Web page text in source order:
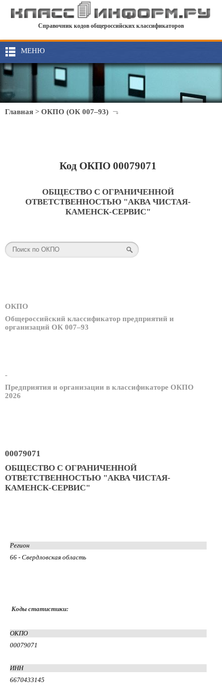
Справочник кодов общероссийских классификаторов
МЕНЮ
Главная > ОКПО (ОК 007–93)
Код ОКПО 00079071
ОБЩЕСТВО С ОГРАНИЧЕННОЙ
ОТВЕТСТВЕННОСТЬЮ "АКВА ЧИСТАЯ-
КАМЕНСК-СЕРВИС"
ОКПО
Общероссийский классификатор предприятий и
организаций ОК 007–93
-
Предприятия и организации в классификаторе ОКПО
2026
00079071
ОБЩЕСТВО С ОГРАНИЧЕННОЙ
ОТВЕТСТВЕННОСТЬЮ "АКВА ЧИСТАЯ-
КАМЕНСК-СЕРВИС"
Регион
66 - Свердловская область
Коды статистики:
ОКПО
00079071
ИНН
6670433145